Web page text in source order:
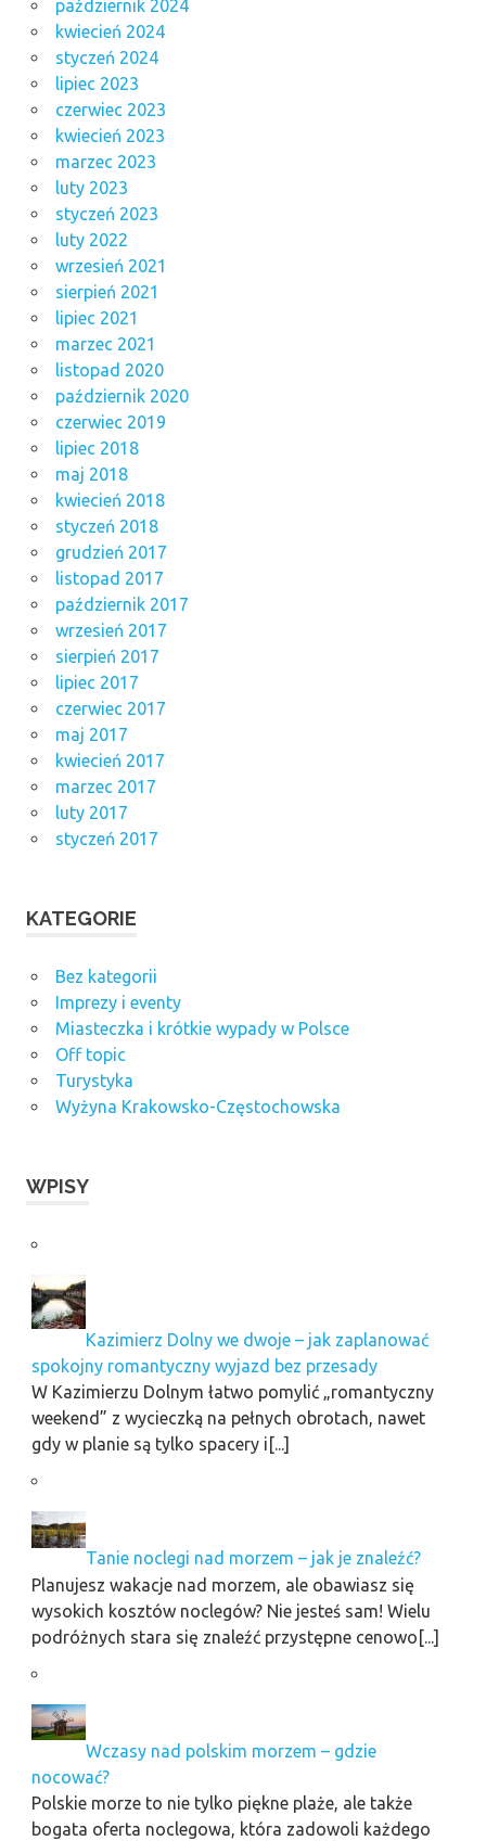
październik 2024
kwiecień 2024
styczeń 2024
lipiec 2023
czerwiec 2023
kwiecień 2023
marzec 2023
luty 2023
styczeń 2023
luty 2022
wrzesień 2021
sierpień 2021
lipiec 2021
marzec 2021
listopad 2020
październik 2020
czerwiec 2019
lipiec 2018
maj 2018
kwiecień 2018
styczeń 2018
grudzień 2017
listopad 2017
październik 2017
wrzesień 2017
sierpień 2017
lipiec 2017
czerwiec 2017
maj 2017
kwiecień 2017
marzec 2017
luty 2017
styczeń 2017
KATEGORIE
Bez kategorii
Imprezy i eventy
Miasteczka i krótkie wypady w Polsce
Off topic
Turystyka
Wyżyna Krakowsko-Częstochowska
WPISY
Kazimierz Dolny we dwoje – jak zaplanować
spokojny romantyczny wyjazd bez przesady
W Kazimierzu Dolnym łatwo pomylić „romantyczny
weekend” z wycieczką na pełnych obrotach, nawet
gdy w planie są tylko spacery i[...]
Tanie noclegi nad morzem – jak je znaleźć?
Planujesz wakacje nad morzem, ale obawiasz się
wysokich kosztów noclegów? Nie jesteś sam! Wielu
podróżnych stara się znaleźć przystępne cenowo[...]
Wczasy nad polskim morzem – gdzie
nocować?
Polskie morze to nie tylko piękne plaże, ale także
bogata oferta noclegowa, która zadowoli każdego